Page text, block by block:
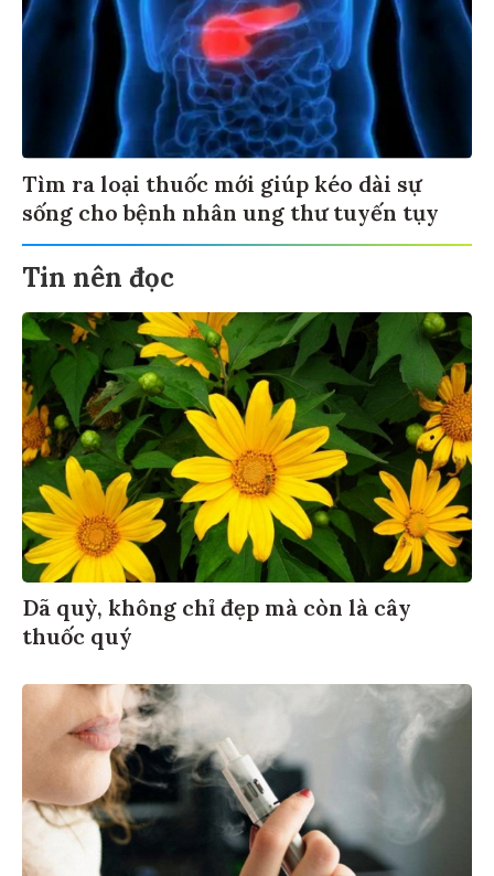
Tìm ra loại thuốc mới giúp kéo dài sự
sống cho bệnh nhân ung thư tuyến tụy
Tin nên đọc
Dã quỳ, không chỉ đẹp mà còn là cây
thuốc quý